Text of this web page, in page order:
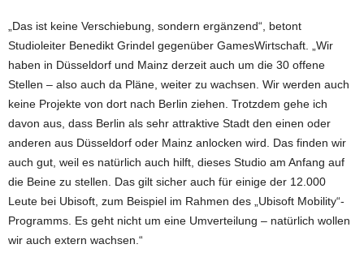
„Das ist keine Verschiebung, sondern ergänzend“, betont
Studioleiter Benedikt Grindel gegenüber GamesWirtschaft. „Wir
haben in Düsseldorf und Mainz derzeit auch um die 30 offene
Stellen – also auch da Pläne, weiter zu wachsen. Wir werden auch
keine Projekte von dort nach Berlin ziehen. Trotzdem gehe ich
davon aus, dass Berlin als sehr attraktive Stadt den einen oder
anderen aus Düsseldorf oder Mainz anlocken wird. Das finden wir
auch gut, weil es natürlich auch hilft, dieses Studio am Anfang auf
die Beine zu stellen. Das gilt sicher auch für einige der 12.000
Leute bei Ubisoft, zum Beispiel im Rahmen des „Ubisoft Mobility“-
Programms. Es geht nicht um eine Umverteilung – natürlich wollen
wir auch extern wachsen.“